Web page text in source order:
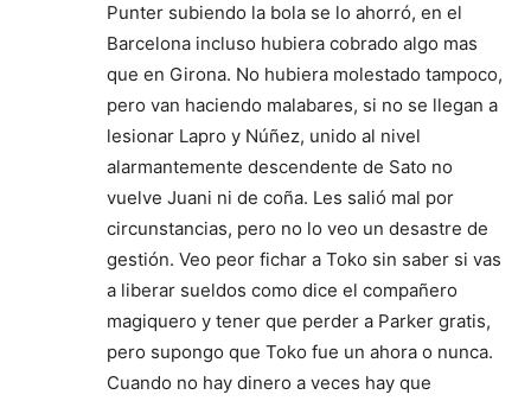
Punter subiendo la bola se lo ahorró, en el
Barcelona incluso hubiera cobrado algo mas
que en Girona. No hubiera molestado tampoco,
pero van haciendo malabares, si no se llegan a
lesionar Lapro y Núñez, unido al nivel
alarmantemente descendente de Sato no
vuelve Juani ni de coña. Les salió mal por
circunstancias, pero no lo veo un desastre de
gestión. Veo peor fichar a Toko sin saber si vas
a liberar sueldos como dice el compañero
magiquero y tener que perder a Parker gratis,
pero supongo que Toko fue un ahora o nunca.
Cuando no hay dinero a veces hay que